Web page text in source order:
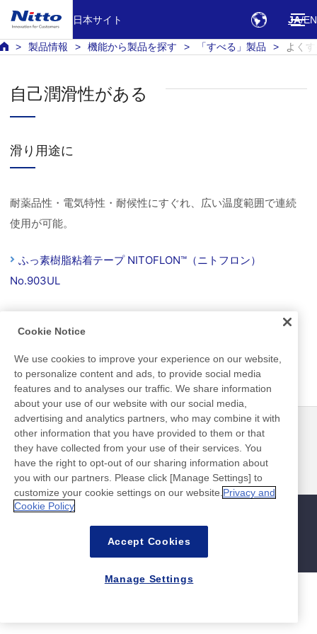
日本サイト JA EN
製品情報 機能から製品を探す 「すべる」製品 よく
自己潤滑性がある
滑り用途に
耐薬品性・電気特性・耐候性にすぐれ、広い温度範囲で連続
使用が可能。
ふっ素樹脂粘着テープ NITOFLON™（ニトフロン）
No.903UL
超高分子量ポリエチレンの特性そのままに、多孔質化するこ
とで滑り性を付与。
超高分子量ポリエチレン多孔質シート SUNMAP™
ニュース
お問い合わせ
よくあるご質問
©Nitto Denko Corporation. 2026 All rights reserved.
Cookie Notice
We use cookies to improve your experience on our website,
to personalize content and ads, to provide social media
features and to analyses our traffic. We share information
about your use of our website with our social media,
advertising and analytics partners, who may combine it with
other information that you have provided to them or that
they have collected from your use of their services. You
have the right to opt-out of our sharing information about
you with our partners. Please click [Manage Settings] to
customize your cookie settings on our website. Privacy and
Cookie Policy
Accept Cookies
Manage Settings